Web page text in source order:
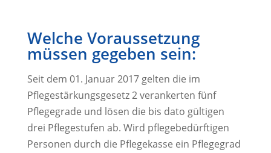
Welche Voraussetzung
müssen gegeben sein:
Seit dem 01. Januar 2017 gelten die im
Pflegestärkungsgesetz 2 verankerten fünf
Pflegegrade und lösen die bis dato gültigen
drei Pflegestufen ab. Wird pflegebedürftigen
Personen durch die Pflegekasse ein Pflegegrad